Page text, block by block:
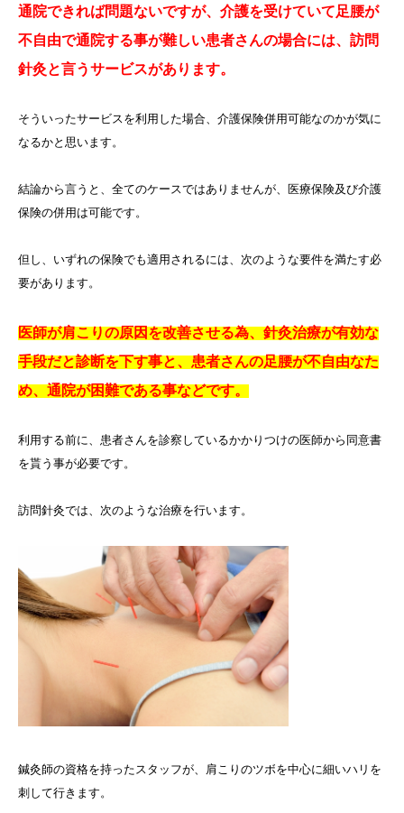
通院できれば問題ないですが、介護を受けていて足腰が
不自由で通院する事が難しい患者さんの場合には、訪問
針灸と言うサービスがあります。
そういったサービスを利用した場合、介護保険併用可能なのかが気に
なるかと思います。
結論から言うと、全てのケースではありませんが、医療保険及び介護
保険の併用は可能です。
但し、いずれの保険でも適用されるには、次のような要件を満たす必
要があります。
医師が肩こりの原因を改善させる為、針灸治療が有効な
手段だと診断を下す事と、患者さんの足腰が不自由なた
め、通院が困難である事などです。
利用する前に、患者さんを診察しているかかりつけの医師から同意書
を貰う事が必要です。
訪問針灸では、次のような治療を行います。
鍼灸師の資格を持ったスタッフが、肩こりのツボを中心に細いハリを
刺して行きます。